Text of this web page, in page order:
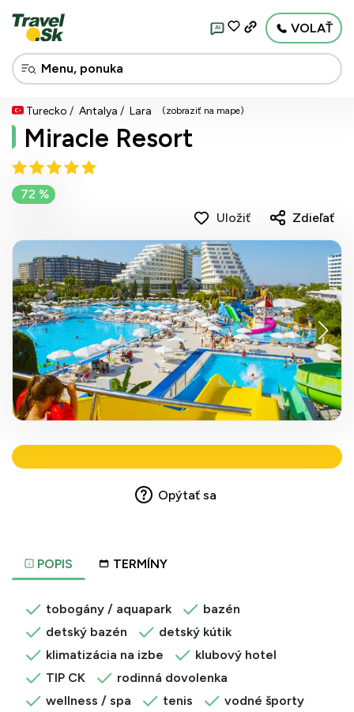
AI VOLAŤ
Turecko Antalya Lara (zobraziť na mape)
Miracle Resort
72 %
Uložiť
Zdieľať
POPIS TERMÍNY
tobogány / aquapark
bazén
detský bazén
detský kútik
klimatizácia na izbe
klubový hotel
TIP CK
rodinná dovolenka
wellness / spa
tenis
vodné športy
Opýtať sa